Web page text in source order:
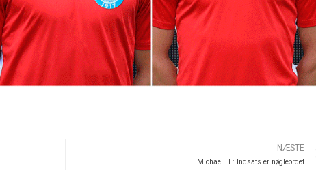
NÆSTE
Michael H.: Indsats er nøgleordet